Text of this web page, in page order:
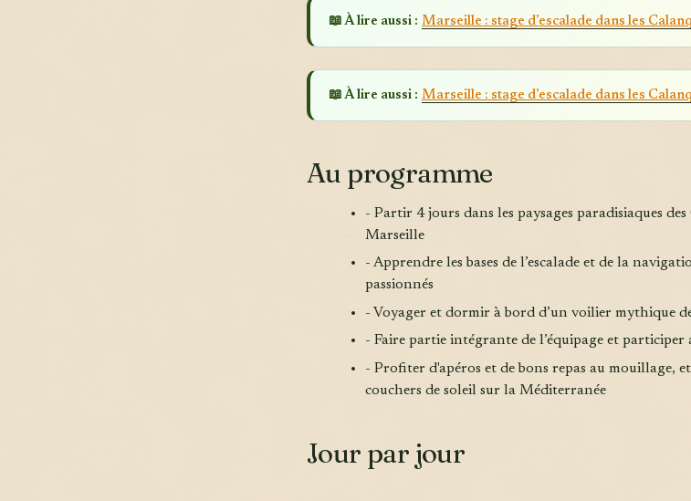
📖 À lire aussi : Marseille : stage d’escalade dans les
📖 À lire aussi : Marseille : stage d’escalade dans les
Au programme
- Partir 4 jours dans les paysages paradisiaques des
Marseille
- Apprendre les bases de l’escalade et de la
passionnés
- Voyager et dormir à bord d’un voilier mythique
- Faire partie intégrante de l’équipage et
- Profiter d'apéros et de bons repas au mouillage,
couchers de soleil sur la Méditerranée
Jour par jour